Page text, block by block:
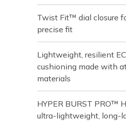
Twist Fit™ dial closure
precise fit
Lightweight, resilient
cushioning made with
materials
HYPER BURST PRO™
ultra-lightweight, long-